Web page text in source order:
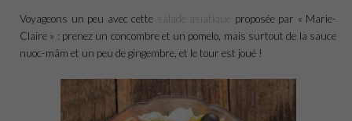
Voyageons un peu avec cette salade asiatique
proposée par « Marie-
Claire » : prenez un concombre et un pomelo, mais surtout de la sauce
nuoc-mâm et un peu de gingembre, et le tour est joué !